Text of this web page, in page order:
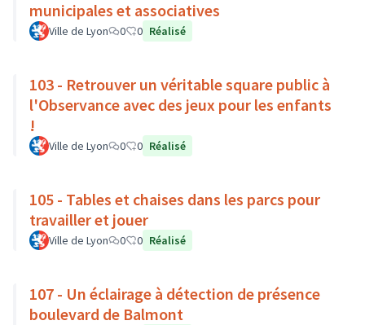
municipales et associatives
Ville de Lyon 0 0 Réalisé
103 - Retrouver un véritable square public à
l'Observance avec des jeux pour les enfants
!
Ville de Lyon 0 0 Réalisé
105 - Tables et chaises dans les parcs pour
travailler et jouer
Ville de Lyon 0 0 Réalisé
107 - Un éclairage à détection de présence
boulevard de Balmont